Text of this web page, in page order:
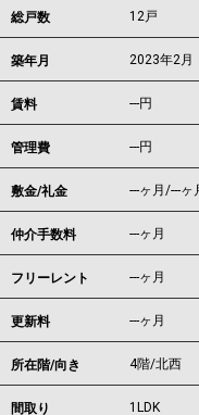
総戸数 12戸
築年月 2023年2月
賃料 ---円
管理費 ---円
敷金/礼金 ---ヶ月/---ヶ
仲介手数料 ---ヶ月
フリーレント ---ヶ月
更新料 ---ヶ月
所在階/向き 4階/北西
間取り 1LDK